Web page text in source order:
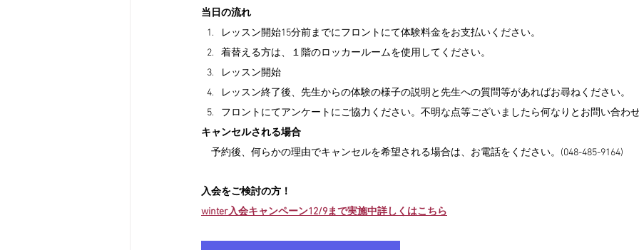
当日の流れ
レッスン開始15分前までにフロントにて体験料金をお支払いください。
着替える方は、１階のロッカールームを使用してください。
レッスン開始
レッスン終了後、先生からの体験の様子の説明と先生への質問等があればお尋ねください。
フロントにてアンケートにご協力ください。不明な点等ございましたら何なりとお問い合わ
キャンセルされる場合
予約後、何らかの理由でキャンセルを希望される場合は、お電話をください。(048-485-9164)
入会をご検討の方！
winter入会キャンペーン12/9まで実施中詳しくはこちら